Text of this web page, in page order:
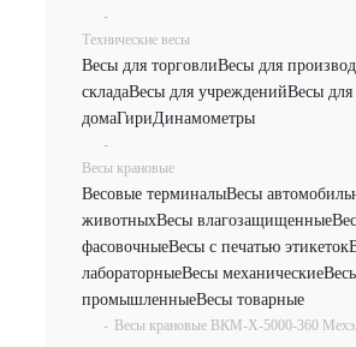
-
Технические весы
Весы для торговлиВесы для
складаВесы для учрежденийВесы для
домаГириДинамометры
-
Весы крановые
Весовые терминалыВесы
животныхВесы влагозащищенные
фасовочныеВесы с печатью этикеток
лабораторныеВесы механические
промышленныеВесы товарные
- Весы крановые ВКМ-X-5000-360